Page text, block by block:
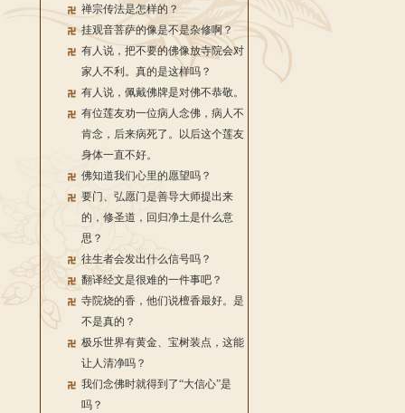
禅宗传法是怎样的？
挂观音菩萨的像是不是杂修啊？
有人说，把不要的佛像放寺院会对
家人不利。真的是这样吗？
有人说，佩戴佛牌是对佛不恭敬。
有位莲友劝一位病人念佛，病人不
肯念，后来病死了。以后这个莲友
身体一直不好。
佛知道我们心里的愿望吗？
要门、弘愿门是善导大师提出来
的，修圣道，回归净土是什么意
思？
往生者会发出什么信号吗？
翻译经文是很难的一件事吧？
寺院烧的香，他们说檀香最好。是
不是真的？
极乐世界有黄金、宝树装点，这能
让人清净吗？
我们念佛时就得到了“大信心”是
吗？